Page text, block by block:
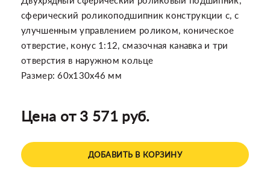
сферический роликоподшипник конструкции c, с
улучшенным управлением роликом, коническое
отверстие, конус 1:12, смазочная канавка и три
отверстия в наружном кольце
Размер: 60x130x46 мм
Цена от 3 571 руб.
ДОБАВИТЬ В КОРЗИНУ